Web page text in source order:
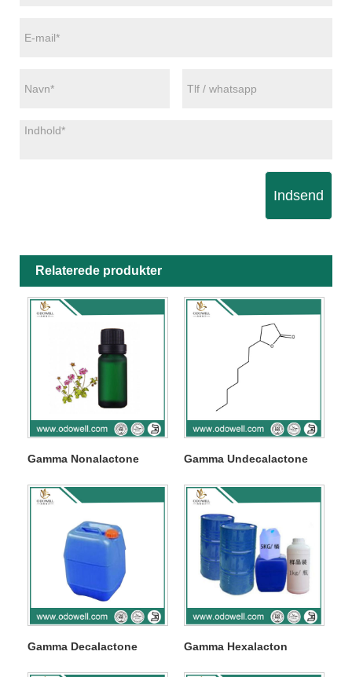
Indsend
Relaterede produkter
Gamma Nonalactone Gamma Undecalactone
Gamma Decalactone Gamma Hexalacton